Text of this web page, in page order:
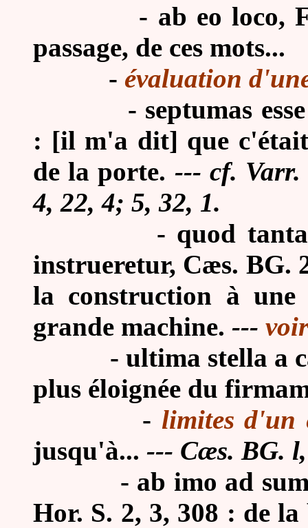
- ab eo loco,
passage, de ces mots...
- évaluation
- septumas
: [il m'a dit] que
de la porte. --- cf.
4, 22, 4; 5, 32, 1.
- quod
instrueretur, Cæs. BG.
la construction à une
grande machine. ---
- ultima stella a
plus éloignée du
- limites d'un
jusqu'à... --- Cæs. BG.
- ab imo ad
Hor. S. 2, 3, 308 : de